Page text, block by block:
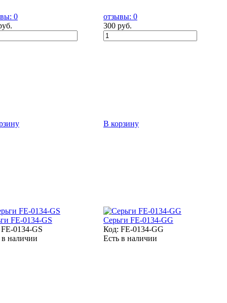
0
отзывы: 0
300 руб.
В корзину
FE-0134-GS
FE-0134-GS
в наличии
Серьги FE-0134-GG
Код: FE-0134-GG
Есть в наличии